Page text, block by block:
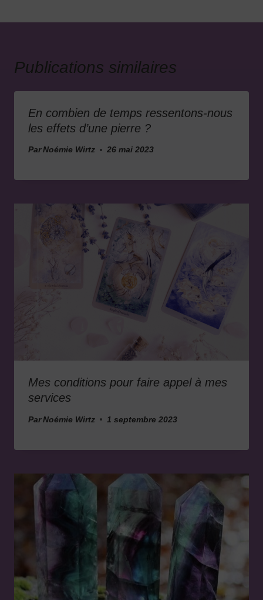
Publications similaires
En combien de temps ressentons-nous
les effets d’une pierre ?
Par Noémie Wirtz 26 mai 2023
Mes conditions pour faire appel à mes
services
Par Noémie Wirtz 1 septembre 2023